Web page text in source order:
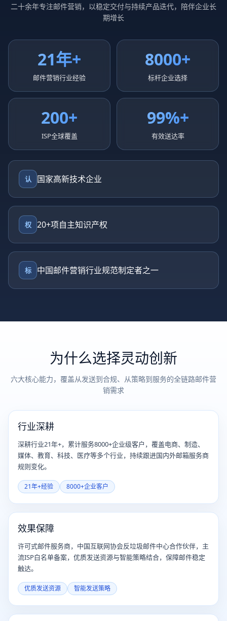
二十余年专注邮件营销，以稳定交付与持续产品迭代，陪伴企业长
期增长
21年+
邮件营销行业经验
8000+
标杆企业选择
200+
ISP全球覆盖
99%+
有效送达率
认 国家高新技术企业
权 20+项自主知识产权
标 中国邮件营销行业规范制定者之一
为什么选择灵动创新
六大核心能力，覆盖从发送到合规、从策略到服务的全链路邮件营
销需求
行业深耕
深耕行业21年+，累计服务8000+企业级客户，覆盖电商、制造、
媒体、教育、科技、医疗等多个行业，持续跟进国内外邮箱服务商
规则变化。
21年+经验 8000+企业客户
效果保障
许可式邮件服务商，中国互联网协会反垃圾邮件中心合作伙伴，主
流ISP白名单备案，优质发送资源与智能策略结合，保障邮件稳定
触达。
优质发送资源 智能发送策略